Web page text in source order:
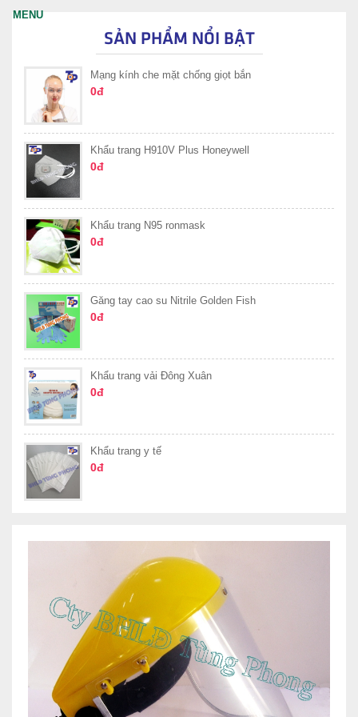
SẢN PHẨM NỔI BẬT
Mạng kính che mặt chống giọt bắn
0đ
Khẩu trang H910V Plus Honeywell
0đ
Khẩu trang N95 ronmask
0đ
Găng tay cao su Nitrile Golden Fish
0đ
Khẩu trang vải Đông Xuân
0đ
Khẩu trang y tế
0đ